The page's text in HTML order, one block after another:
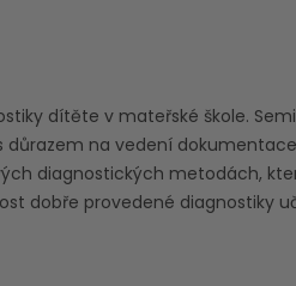
dítěte v mateřské škole.
důrazem na vedení
diagnostických metodách,
dobře provedené diagnostiky